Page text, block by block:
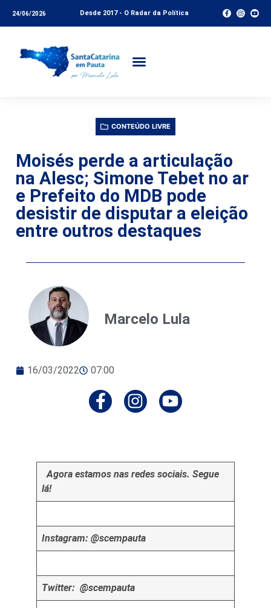
24/06/2026 Desde 2017 - O Radar da Política
CONTEÚDO LIVRE
Moisés perde a articulação
na Alesc; Simone Tebet no ar
e Prefeito do MDB pode
desistir de disputar a eleição
entre outros destaques
Marcelo Lula
16/03/2022 07:00
Agora estamos nas redes sociais. Segue
lá!
Instagram: @scempauta
Twitter: @scempauta